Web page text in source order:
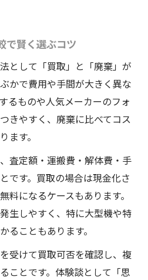
で賢く選ぶコツ
として「買取」と「廃棄」が
かで費用や手間が大きく異な
るものや人気メーカーのフォ
きやすく、廃棄に比べてコス
ます。
査定額・運搬費・解体費・手
です。買取の場合は現金化さ
料になるケースもあります。
生しやすく、特に大型機や特
ることもあります。
受けて買取可否を確認し、複
ことです。体験談として「思